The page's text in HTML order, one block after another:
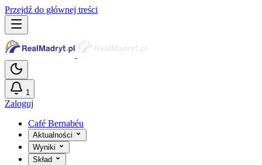
Przejdź do głównej treści
1
Zaloguj
Café Bernabéu
Aktualności
Wyniki
Skład